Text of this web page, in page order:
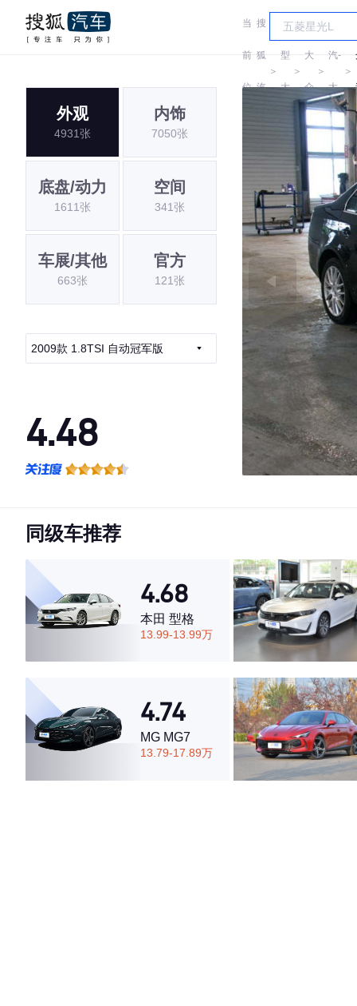
当
前
位
搜
狐
汽
＞
车
型
大
＞
大
众
＞
一
汽-
大
＞
外观
4931张
内饰
7050张
底盘/动力
1611张
空间
341张
车展/其他
663张
官方
121张
2009款 1.8TSI 自动冠军版
4.48
·空间表现一般，低于52%同级车
同级车推荐
4.68
本田 型格
13.99-13.99万
4.74
MG MG7
13.79-17.89万